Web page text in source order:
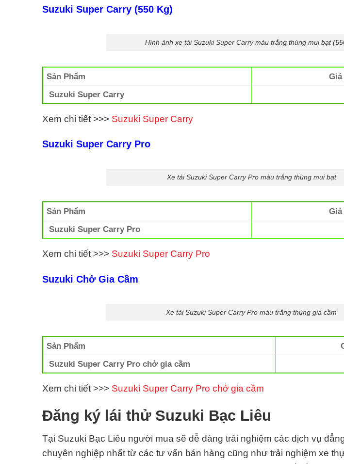
Suzuki Super Carry (550 Kg)
Hình ảnh xe tải Suzuki Super Carry màu trắng thùng mui bạt
Sản Phẩm
Giá
Suzuki Super Carry
Xem chi tiết >>> Suzuki Super Carry
Suzuki Super Carry Pro
Xe tải Suzuki Super Carry Pro màu trắng thùng mui bạt
Sản Phẩm
Giá
Suzuki Super Carry Pro
Xem chi tiết >>> Suzuki Super Carry Pro
Suzuki Chở Gia Cầm
Xe tải Suzuki Super Carry Pro màu trắng thùng gia cầm
Sản Phẩm
Suzuki Super Carry Pro chở gia cầm
Xem chi tiết >>> Suzuki Super Carry Pro chở gia cầm
Đăng ký lái thử Suzuki Bạc Liêu
Tại Suzuki Bạc Liêu người mua sẽ dễ dàng trải nghiệm các dịch vụ
chuyên nghiệp nhất từ các tư vấn bán hàng cũng như trải nghiệm xe